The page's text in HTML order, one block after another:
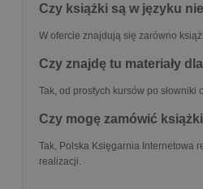
Czy książki są w języku
W ofercie znajdują się zarówno
Czy znajdę tu materiały
Tak, od prostych kursów po słowniki
Czy mogę zamówić
Tak, Polska Księgarnia Internetowa
realizacji.